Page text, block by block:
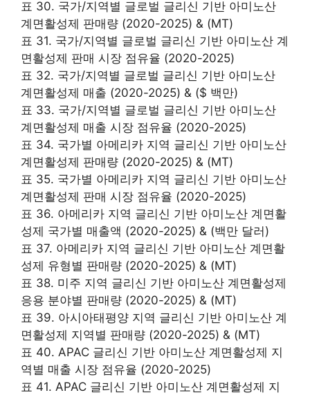
표 30. 국가/지역별 글로벌 글리신 기반 아미노산
계면활성제 판매량 (2020-2025) & (MT)
표 31. 국가/지역별 글로벌 글리신 기반 아미노산 계
면활성제 판매 시장 점유율 (2020-2025)
표 32. 국가/지역별 글로벌 글리신 기반 아미노산
계면활성제 매출 (2020-2025) & ($ 백만)
표 33. 국가/지역별 글로벌 글리신 기반 아미노산
계면활성제 매출 시장 점유율 (2020-2025)
표 34. 국가별 아메리카 지역 글리신 기반 아미노산
계면활성제 판매량 (2020-2025) & (MT)
표 35. 국가별 아메리카 지역 글리신 기반 아미노산
계면활성제 판매 시장 점유율 (2020-2025)
표 36. 아메리카 지역 글리신 기반 아미노산 계면활
성제 국가별 매출액 (2020-2025) & (백만 달러)
표 37. 아메리카 지역 글리신 기반 아미노산 계면활
성제 유형별 판매량 (2020-2025) & (MT)
표 38. 미주 지역 글리신 기반 아미노산 계면활성제
응용 분야별 판매량 (2020-2025) & (MT)
표 39. 아시아태평양 지역 글리신 기반 아미노산 계
면활성제 지역별 판매량 (2020-2025) & (MT)
표 40. APAC 글리신 기반 아미노산 계면활성제 지
역별 매출 시장 점유율 (2020-2025)
표 41. APAC 글리신 기반 아미노산 계면활성제 지